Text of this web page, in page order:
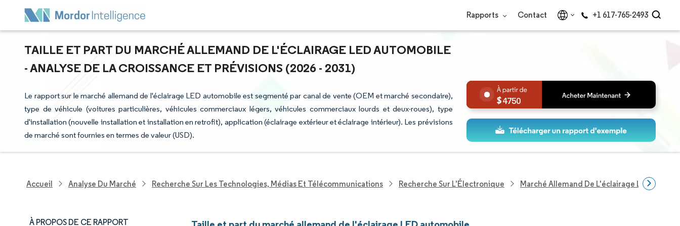
Rapports Contact +1 617-765-2493
TAILLE ET PART DU MARCHÉ ALLEMAND DE L'ÉCLAIRAGE LED AUTOMOBILE
- ANALYSE DE LA CROISSANCE ET PRÉVISIONS (2026 - 2031)
Le rapport sur le marché allemand de l'éclairage LED automobile est segmenté par canal de vente (OEM et marché secondaire),
type de véhicule (voitures particulières, véhicules commerciaux légers, véhicules commerciaux lourds et deux-roues), type
d'installation (nouvelle installation et installation en retrofit), application (éclairage extérieur et éclairage intérieur). Les prévisions
de marché sont fournies en termes de valeur (USD).
4750
Accueil Analyse Du Marché Recherche Sur Les Technologies, Médias Et Télécommunications Recherche Sur L'Électronique Marché Allemand De L'éclairage LED
À PROPOS DE CE RAPPORT